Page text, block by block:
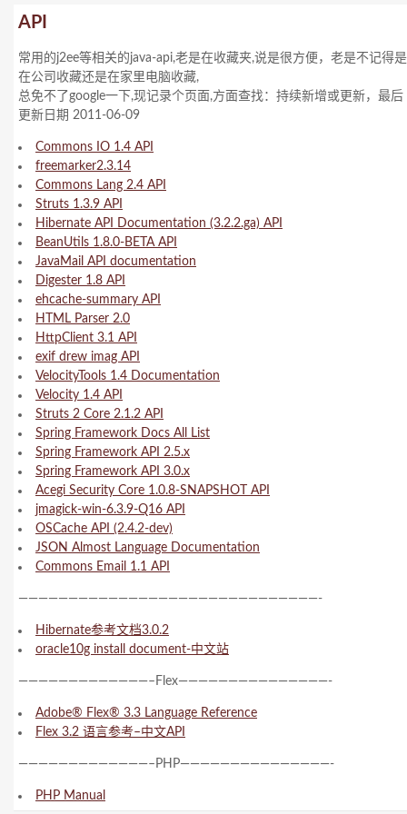
API
常用的j2ee等相关的java-api,老是在收藏夹,说是很方便，老是不记得是
在公司收藏还是在家里电脑收藏,
总免不了google一下,现记录个页面,方面查找：持续新增或更新，最后
更新日期 2011-06-09
Commons IO 1.4 API
freemarker2.3.14
Commons Lang 2.4 API
Struts 1.3.9 API
Hibernate API Documentation (3.2.2.ga) API
BeanUtils 1.8.0-BETA API
JavaMail API documentation
Digester 1.8 API
ehcache-summary API
HTML Parser 2.0
HttpClient 3.1 API
exif drew imag API
VelocityTools 1.4 Documentation
Velocity 1.4 API
Struts 2 Core 2.1.2 API
Spring Framework Docs All List
Spring Framework API 2.5.x
Spring Framework API 3.0.x
Acegi Security Core 1.0.8-SNAPSHOT API
jmagick-win-6.3.9-Q16 API
OSCache API (2.4.2-dev)
JSON Almost Language Documentation
Commons Email 1.1 API
——————————————————————————————-
Hibernate参考文档3.0.2
oracle10g install document-中文站
—————————————–Flex———————————————-
Adobe® Flex® 3.3 Language Reference
Flex 3.2 语言参考–中文API
—————————————–PHP———————————————-
PHP Manual